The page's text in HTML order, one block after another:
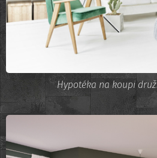
Hypotéka na koupi